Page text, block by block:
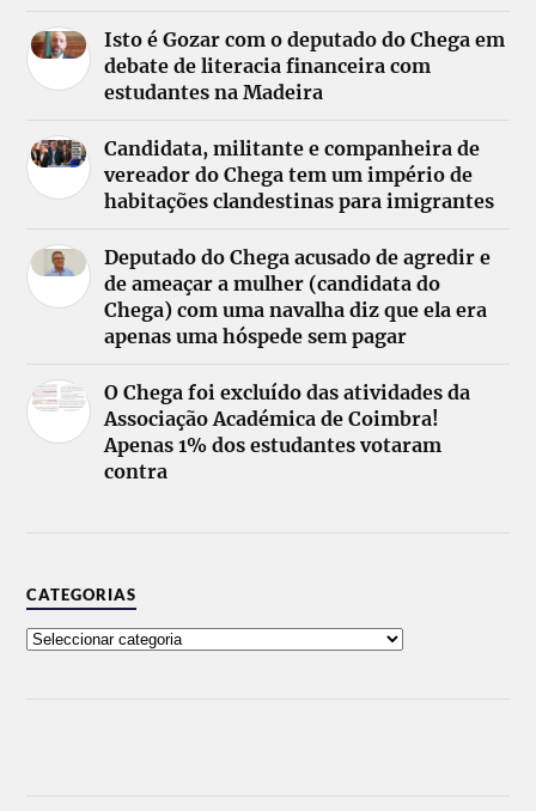
Isto é Gozar com o deputado do Chega em
debate de literacia financeira com
estudantes na Madeira
Candidata, militante e companheira de
vereador do Chega tem um império de
habitações clandestinas para imigrantes
Deputado do Chega acusado de agredir e
de ameaçar a mulher (candidata do
Chega) com uma navalha diz que ela era
apenas uma hóspede sem pagar
O Chega foi excluído das atividades da
Associação Académica de Coimbra!
Apenas 1% dos estudantes votaram
contra
CATEGORIAS